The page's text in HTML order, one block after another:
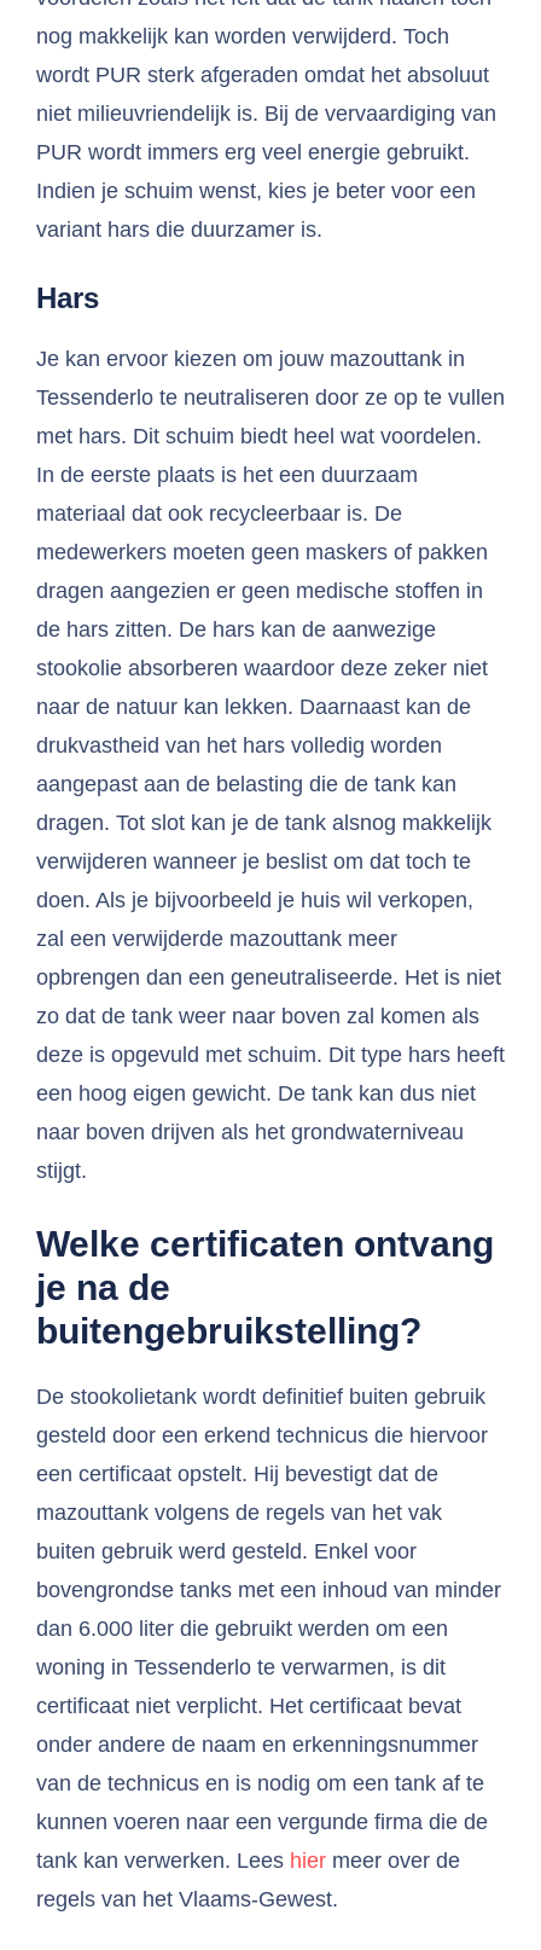
nog makkelijk kan worden verwijderd. Toch
wordt PUR sterk afgeraden omdat het absoluut
niet milieuvriendelijk is. Bij de vervaardiging van
PUR wordt immers erg veel energie gebruikt.
Indien je schuim wenst, kies je beter voor een
variant hars die duurzamer is.
Hars
Je kan ervoor kiezen om jouw mazouttank in
Tessenderlo te neutraliseren door ze op te vullen
met hars. Dit schuim biedt heel wat voordelen.
In de eerste plaats is het een duurzaam
materiaal dat ook recycleerbaar is. De
medewerkers moeten geen maskers of pakken
dragen aangezien er geen medische stoffen in
de hars zitten. De hars kan de aanwezige
stookolie absorberen waardoor deze zeker niet
naar de natuur kan lekken. Daarnaast kan de
drukvastheid van het hars volledig worden
aangepast aan de belasting die de tank kan
dragen. Tot slot kan je de tank alsnog makkelijk
verwijderen wanneer je beslist om dat toch te
doen. Als je bijvoorbeeld je huis wil verkopen,
zal een verwijderde mazouttank meer
opbrengen dan een geneutraliseerde. Het is niet
zo dat de tank weer naar boven zal komen als
deze is opgevuld met schuim. Dit type hars heeft
een hoog eigen gewicht. De tank kan dus niet
naar boven drijven als het grondwaterniveau
stijgt.
Welke certificaten ontvang
je na de
buitengebruikstelling?
De stookolietank wordt definitief buiten gebruik
gesteld door een erkend technicus die hiervoor
een certificaat opstelt. Hij bevestigt dat de
mazouttank volgens de regels van het vak
buiten gebruik werd gesteld. Enkel voor
bovengrondse tanks met een inhoud van minder
dan 6.000 liter die gebruikt werden om een
woning in Tessenderlo te verwarmen, is dit
certificaat niet verplicht. Het certificaat bevat
onder andere de naam en erkenningsnummer
van de technicus en is nodig om een tank af te
kunnen voeren naar een vergunde firma die de
tank kan verwerken. Lees hier meer over de
regels van het Vlaams-Gewest.